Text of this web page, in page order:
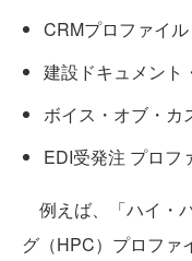
CRMプロファイル
建設ドキュメント
ボイス・オブ・カ
EDI受発注 プロフ
例えば、「ハイ・
グ（HPC）プロファ